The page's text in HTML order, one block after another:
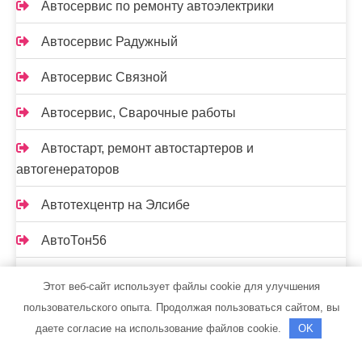
Автосервис по ремонту автоэлектрики
Автосервис Радужный
Автосервис Связной
Автосервис, Сварочные работы
Автостарт, ремонт автостартеров и
автогенераторов
Автотехцентр на Элсибе
АвтоТон56
Азбука дерева, торгово-производственная
компания
Этот веб-сайт использует файлы cookie для улучшения
пользовательского опыта. Продолжая пользоваться сайтом, вы
даете согласие на использование файлов cookie.
OK